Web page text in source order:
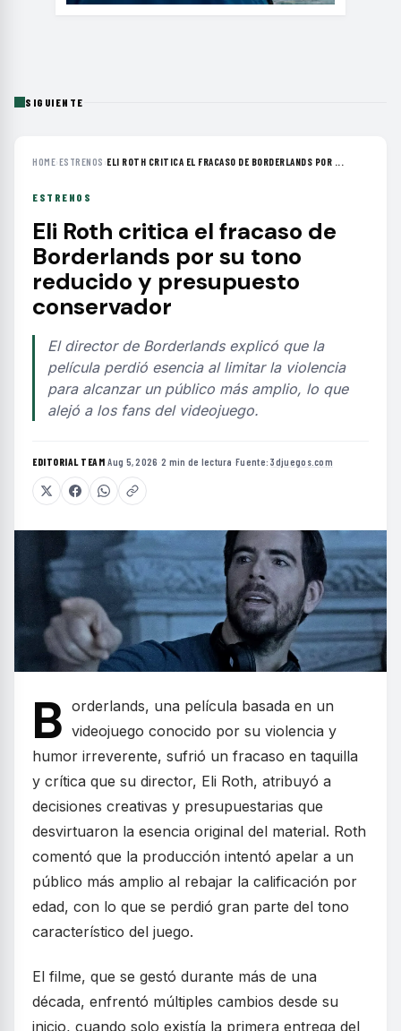
SIGUIENTE
HOME›ESTRENOS ›ELI ROTH CRITICA EL FRACASO DE BORDERLANDS POR ...
ESTRENOS
Eli Roth critica el fracaso de
Borderlands por su tono
reducido y presupuesto
conservador
El director de Borderlands explicó que la
película perdió esencia al limitar la violencia
para alcanzar un público más amplio, lo que
alejó a los fans del videojuego.
EDITORIAL TEAM·Aug 5, 2026 ·2 min de lectura ·Fuente:3djuegos.com
B orderlands, una película basada en un
videojuego conocido por su violencia y
humor irreverente, sufrió un fracaso en taquilla
y crítica que su director, Eli Roth, atribuyó a
decisiones creativas y presupuestarias que
desvirtuaron la esencia original del material. Roth
comentó que la producción intentó apelar a un
público más amplio al rebajar la calificación por
edad, con lo que se perdió gran parte del tono
característico del juego.
El filme, que se gestó durante más de una
década, enfrentó múltiples cambios desde su
inicio, cuando solo existía la primera entrega del